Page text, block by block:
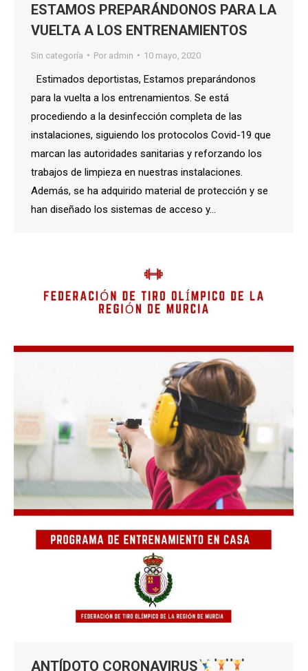
ESTAMOS PREPARÁNDONOS PARA LA
VUELTA A LOS ENTRENAMIENTOS
Sin categoría Por admin 10 mayo, 2020
Estimados deportistas, Estamos preparándonos
para la vuelta a los entrenamientos. Se está
procediendo a la desinfección completa de las
instalaciones, siguiendo los protocolos Covid-19 que
marcan las autoridades sanitarias y reforzando los
trabajos de limpieza en nuestras instalaciones.
Además, se ha adquirido material de protección y se
han diseñado los sistemas de acceso y…
ANTÍDOTO CORONAVIRUS